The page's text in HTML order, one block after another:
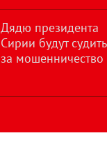
Дядю президента
Сирии будут судить
за мошенничество